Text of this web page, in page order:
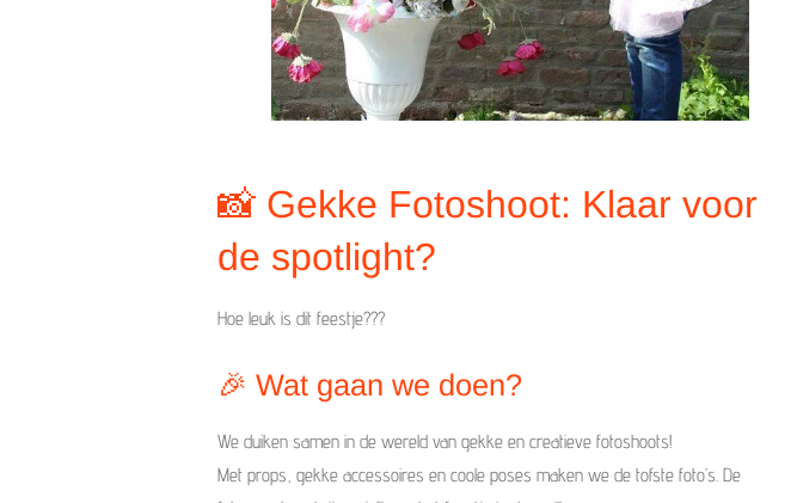
📸 Gekke Fotoshoot: Klaar voor
de spotlight?
Hoe leuk is dit feestje???
🎉 Wat gaan we doen?
We duiken samen in de wereld van gekke en creatieve fotoshoots!
Met props, gekke accessoires en coole poses maken we de tofste foto’s. De